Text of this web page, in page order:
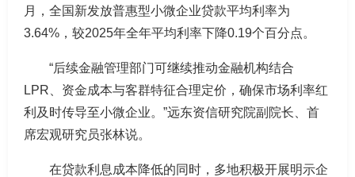
月，全国新发放普惠型小微企业贷款平均利率为
3.64%，较2025年全年平均利率下降0.19个百分点。
“后续金融管理部门可继续推动金融机构结合
LPR、资金成本与客群特征合理定价，确保市场利率红
利及时传导至小微企业。”远东资信研究院副院长、首
席宏观研究员张林说。
在贷款利息成本降低的同时，多地积极开展明示企